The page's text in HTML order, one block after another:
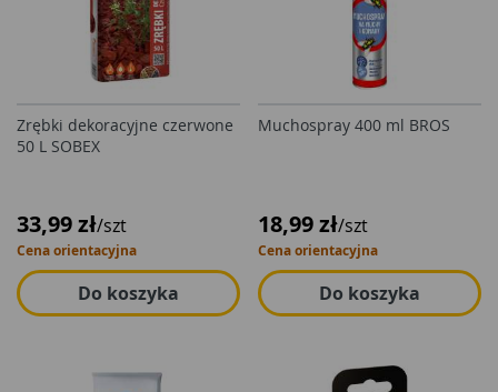
Zrębki dekoracyjne czerwone
50 L SOBEX
33,99 zł/szt
Cena orientacyjna
Do koszyka
Muchospray 400 ml BROS
18,99 zł/szt
Cena orientacyjna
Do koszyka